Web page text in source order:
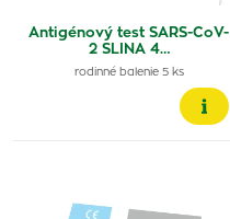
Antigénový test SARS-CoV-
2 SLINA 4…
rodinné balenie 5 ks